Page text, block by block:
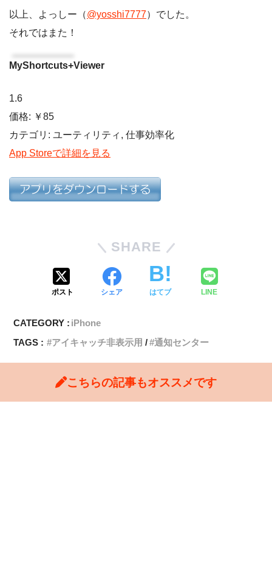
以上、よっしー（@yosshi7777）でした。
それではまた！
MyShortcuts+Viewer
1.6
価格: ￥85
カテゴリ: ユーティリティ, 仕事効率化
App Storeで詳細を見る
SHARE
ポスト シェア はてブ LINE
CATEGORY : iPhone
TAGS :
アイキャッチ非表示用 通知センター
こちらの記事もオススメです